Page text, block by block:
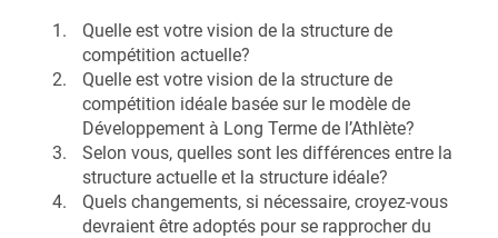
Quelle est votre vision de la structure de
compétition actuelle?
Quelle est votre vision de la structure de
compétition idéale basée sur le modèle de
Développement à Long Terme de l’Athlète?
Selon vous, quelles sont les différences entre la
structure actuelle et la structure idéale?
Quels changements, si nécessaire, croyez-vous
devraient être adoptés pour se rapprocher du